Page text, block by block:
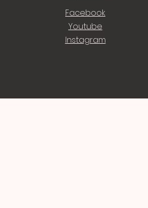
Facebook
Youtube
Instagram